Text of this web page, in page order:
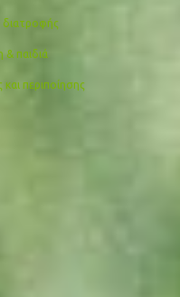
διατροφής
& παιδιά
περιποίησης